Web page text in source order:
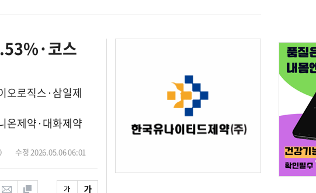
코스
오로직스·삼일제
온제약·대화제약
수정 2026.05.06 06:01